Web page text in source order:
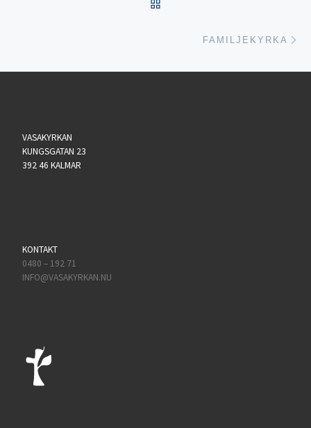
FAMILJEKYRKA
VASAKYRKAN
KUNGSGATAN 23
392 46 KALMAR
KONTAKT
0480 – 192 71
INFO@VASAKYRKAN.NU